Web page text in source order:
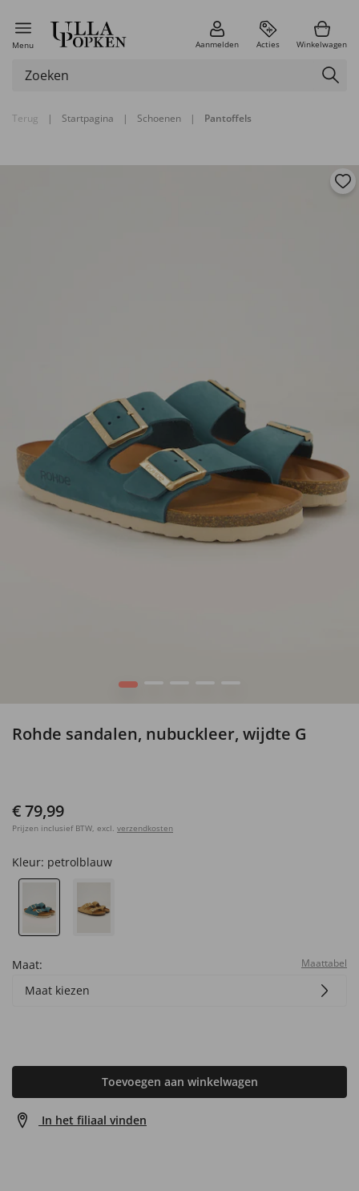
Menu Aanmelden Acties Winkelwagen
Terug | Startpagina | Schoenen | Pantoffels
1 2 3 4 5
Rohde sandalen, nubuckleer, wijdte G
€ 79,99
Prijzen inclusief BTW, excl. verzendkosten
Kleur: petrolblauw
Maat: Maattabel
Maat kiezen
Toevoegen aan winkelwagen
In het filiaal vinden